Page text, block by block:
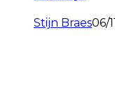
Stijn Braes06/